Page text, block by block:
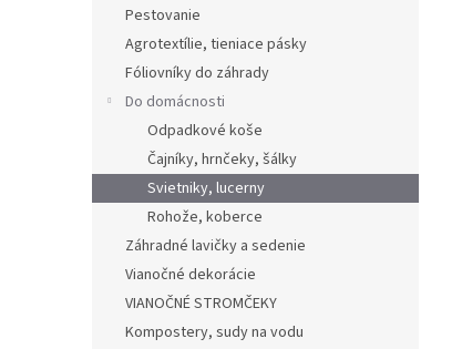
Pestovanie
Agrotextílie, tieniace pásky
Fóliovníky do záhrady
Do domácnosti
Odpadkové koše
Čajníky, hrnčeky, šálky
Svietniky, lucerny
Rohože, koberce
Záhradné lavičky a sedenie
Vianočné dekorácie
VIANOČNÉ STROMČEKY
Kompostery, sudy na vodu